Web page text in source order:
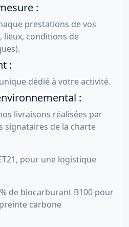
:
prestations de vos
lieux, conditions de
:
dédié à votre activité.
:
livraisons réalisées par
signataires de la charte
pour une logistique
de biocarburant B100 pour
carbone